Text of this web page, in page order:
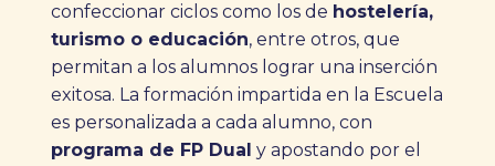
confeccionar ciclos como los de hostelería,
turismo o educación, entre otros, que
permitan a los alumnos lograr una inserción
exitosa. La formación impartida en la Escuela
es personalizada a cada alumno, con
programa de FP Dual y apostando por el